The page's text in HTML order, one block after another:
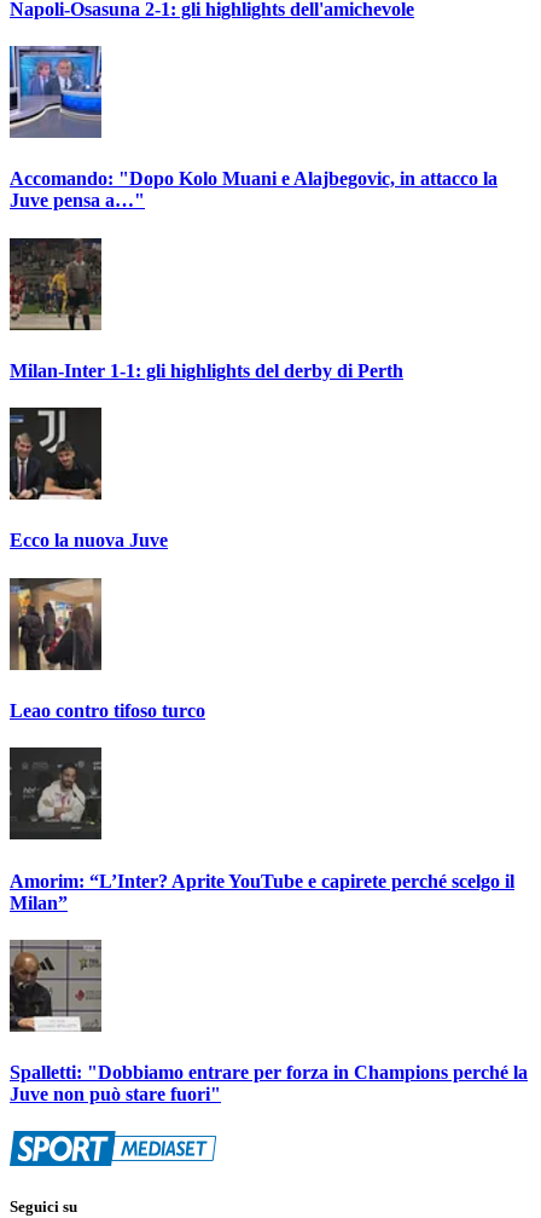
Napoli-Osasuna 2-1: gli highlights dell'amichevole
Accomando: "Dopo Kolo Muani e Alajbegovic, in attacco la
Juve pensa a…"
Milan-Inter 1-1: gli highlights del derby di Perth
Ecco la nuova Juve
Leao contro tifoso turco
Amorim: “L’Inter? Aprite YouTube e capirete perché scelgo il
Milan”
Spalletti: "Dobbiamo entrare per forza in Champions perché la
Juve non può stare fuori"
Seguici su